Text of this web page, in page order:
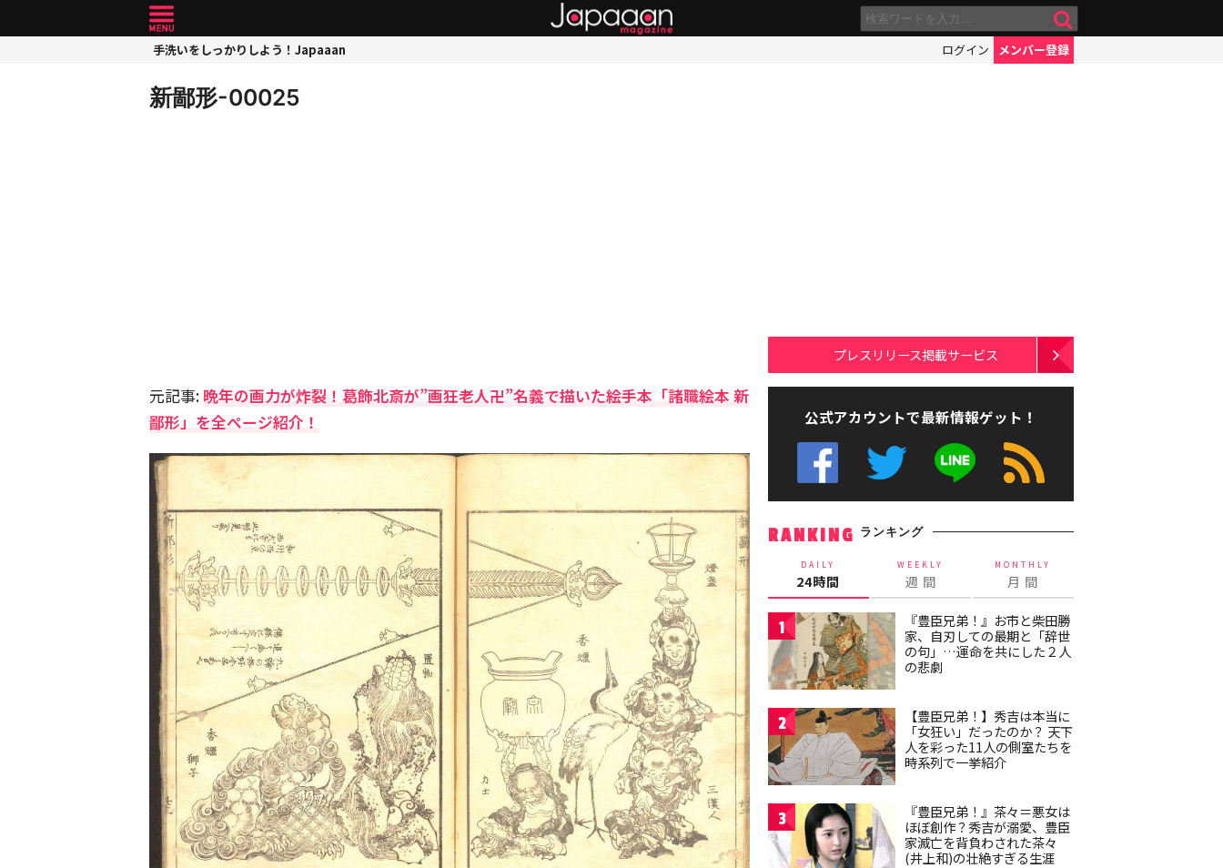
手洗いをしっかりしよう！Japaaan ログイン メンバー登録
新鄙形-00025
元記事: 晩年の画力が炸裂！葛飾北斎が”画狂老人卍”名義で描いた絵手本「諸職絵本 新
鄙形」を全ページ紹介！
プレスリリース掲載サービス
公式アカウントで最新情報ゲット！
RANKING ランキング
DAILY
24時間
WEEKLY
週 間
MONTHLY
月 間
1
『豊臣兄弟！』お市と柴田勝
家、自刃しての最期と「辞世
の句」…運命を共にした２人
の悲劇
2
【豊臣兄弟！】秀吉は本当に
「女狂い」だったのか？ 天下
人を彩った11人の側室たちを
時系列で一挙紹介
3
『豊臣兄弟！』茶々＝悪女は
ほぼ創作？秀吉が溺愛、豊臣
家滅亡を背負わされた茶々
(井上和)の壮絶すぎる生涯